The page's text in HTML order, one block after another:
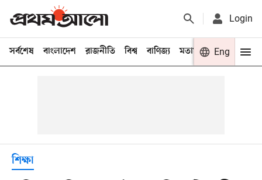
Login
সর্বশেষ বাংলাদেশ রাজনীতি বিশ্ব বাণিজ্য মতামত খেলা
Eng
শিক্ষা